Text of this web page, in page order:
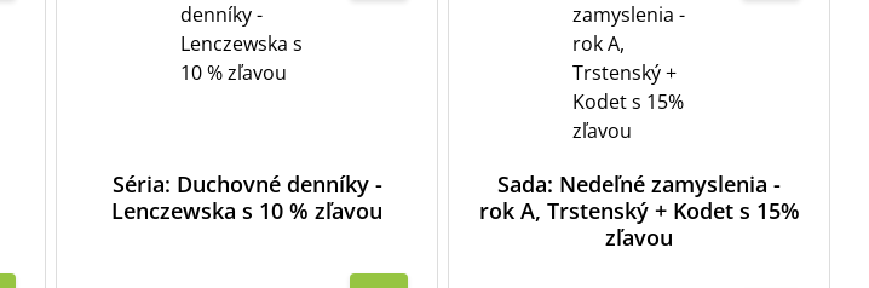
Séria: Duchovné denníky -
Lenczewska s 10 % zľavou
Sada: Nedeľné zamyslenia -
rok A, Trstenský + Kodet s 15%
zľavou